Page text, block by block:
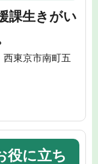
課生きがい
東京市南町五
役に立ち